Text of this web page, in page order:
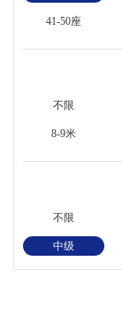
41-50座
不限
8-9米
不限
中级